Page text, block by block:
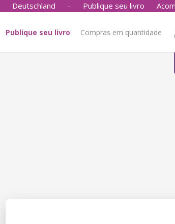
Deutschland - Publique seu livro
Publique seu livro Compras em quantidade